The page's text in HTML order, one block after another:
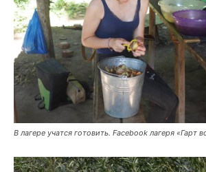
В лагере учатся готовить. Facebook лагеря «Гарт